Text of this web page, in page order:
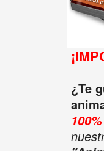
¿Te